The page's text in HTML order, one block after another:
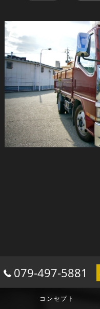
079-497-5881
コンセプト